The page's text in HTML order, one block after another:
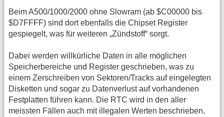
Beim A500/1000/2000 ohne Slowram (ab $C00000 bis
$D7FFFF) sind dort ebenfalls die Chipset Register
gespiegelt, was für weiteren „Zündstoff“ sorgt.
Dabei werden willkürliche Daten in alle möglichen
Speicherbereiche und Register geschrieben, was zu
einem Zerschreiben von Sektoren/Tracks auf eingelegten
Disketten und sogar zu Datenverlust auf vorhandenen
Festplatten führen kann. Die RTC wird in den aller
meissten Fällen auch mit illegalen Werten beschrieben,